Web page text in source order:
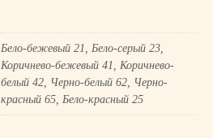
Бело-бежевый 21, Бело-серый 23,
Коричнево-бежевый 41, Коричнево-
белый 42, Черно-белый 62, Черно-
красный 65, Бело-красный 25